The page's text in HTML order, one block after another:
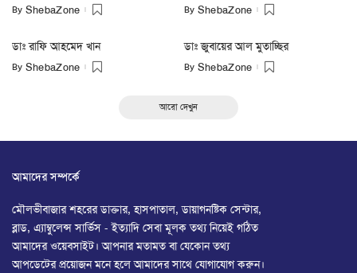
By ShebaZone By ShebaZone
ডাঃ রাফি আহমেদ খান
By ShebaZone
ডাঃ জুবায়ের আল মুতাচ্ছির
By ShebaZone
আরো দেখুন
আমাদের সম্পর্কে
মৌলভীবাজার শহরের ডাক্তার, হাসপাতাল, ডায়াগনষ্টিক সেন্টার,
ব্লাড, এ্যাম্বুলেন্স সার্ভিস - ইত্যাদি সেবা মূলক তথ্য নিয়েই গঠিত
আমাদের ওয়েবসাইট। আপনার মতামত বা যেকোন তথ্য
আপডেটের প্রয়োজন মনে হলে আমাদের সাথে যোগাযোগ করুন।